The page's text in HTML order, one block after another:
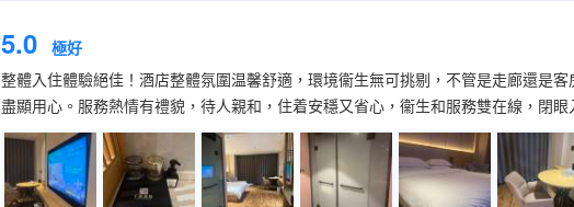
5.0 極好
整體入住體驗絕佳！酒店整體氛圍温馨舒適，環境衞生無可挑剔，不管是走廊還是
盡顯用心。服務熱情有禮貌，待人親和，住着安穩又省心，衞生和服務雙在線，閉眼